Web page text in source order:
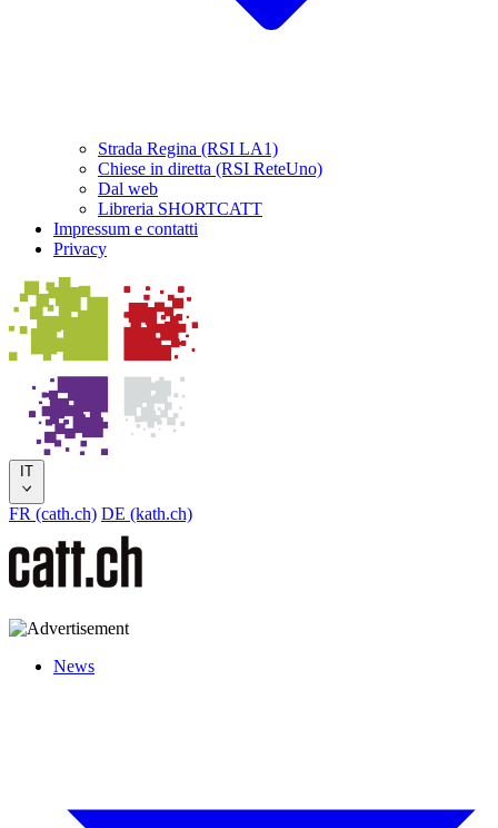
Strada Regina (RSI LA1)
Chiese in diretta (RSI ReteUno)
Dal web
Libreria SHORTCATT
Impressum e contatti
Privacy
IT
FR (cath.ch) DE (kath.ch)
News